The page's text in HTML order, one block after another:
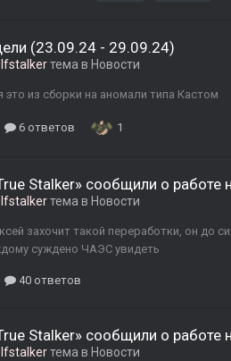
(23.09.24 - 29.09.24)
тема в Новости
это из сборки на аномали типа Кастом
6 ответов 1
Stalker» сообщили о работе
тема в Новости
захочит такой переработки, он до
суждено ЧАЭС увидеть
40 ответов
Stalker» сообщили о работе
тема в Новости